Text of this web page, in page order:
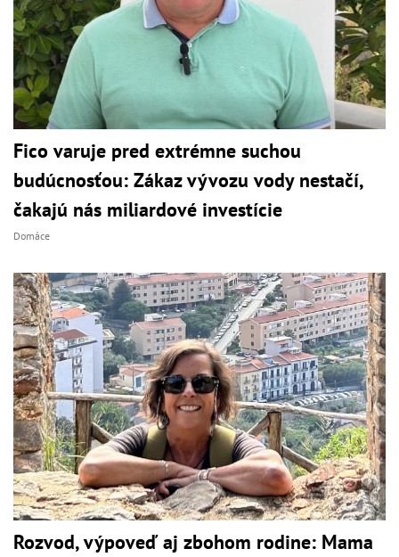
Fico varuje pred extrémne suchou
budúcnosťou: Zákaz vývozu vody nestačí,
čakajú nás miliardové investície
Domáce
Rozvod, výpoveď aj zbohom rodine: Mama